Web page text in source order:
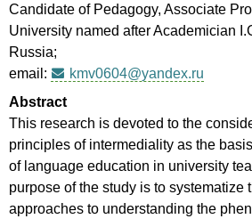
Candidate of Pedagogy, Associate
University named after Academician
Russia;
email:
kmv0604@yandex.ru
Abstract
This research is devoted to the
principles of intermediality as the
of lan­guage education in university
purpose of the study is to systematize
approaches to understanding the